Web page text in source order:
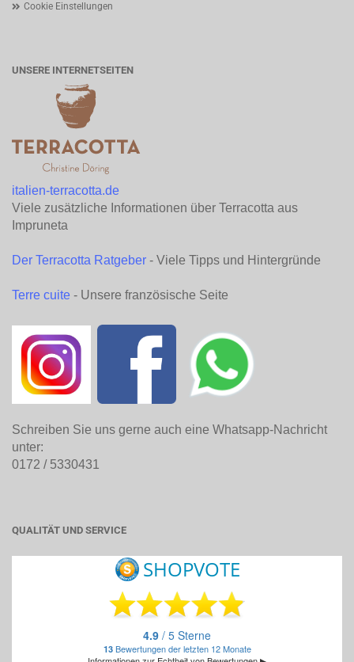
Cookie Einstellungen
UNSERE INTERNETSEITEN
italien-terracotta.de
Viele zusätzliche Informationen über Terracotta aus
Impruneta
Der Terracotta Ratgeber - Viele Tipps und Hintergründe
Terre cuite - Unsere französische Seite
Schreiben Sie uns gerne auch eine Whatsapp-Nachricht
unter:
0172 / 5330431
QUALITÄT UND SERVICE